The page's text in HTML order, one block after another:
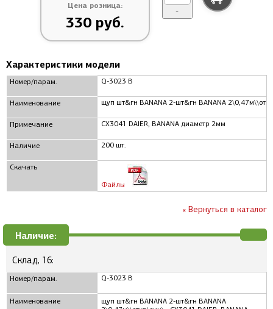
Цена розница:
330 руб.
-
Характеристики модели
Номер/парам.
Наименование
Примечание
Наличие
Скачать
Q-3023 B
щуп шт&гн BANANA 2-шт&гн BANANA
CX3041 DAIER, BANANA диаметр 2мм
200 шт.
Файлы
« Вернуться в каталог
Наличие:
Склад, 16:
Номер/парам.
Наименование
Q-3023 B
щуп шт&гн BANANA 2-шт&гн BANANA